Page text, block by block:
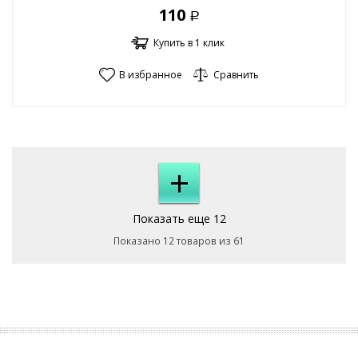
110 Р
Купить в 1 клик
В избранное Сравнить
+
Показать еще 12
Показано 12 товаров из 61